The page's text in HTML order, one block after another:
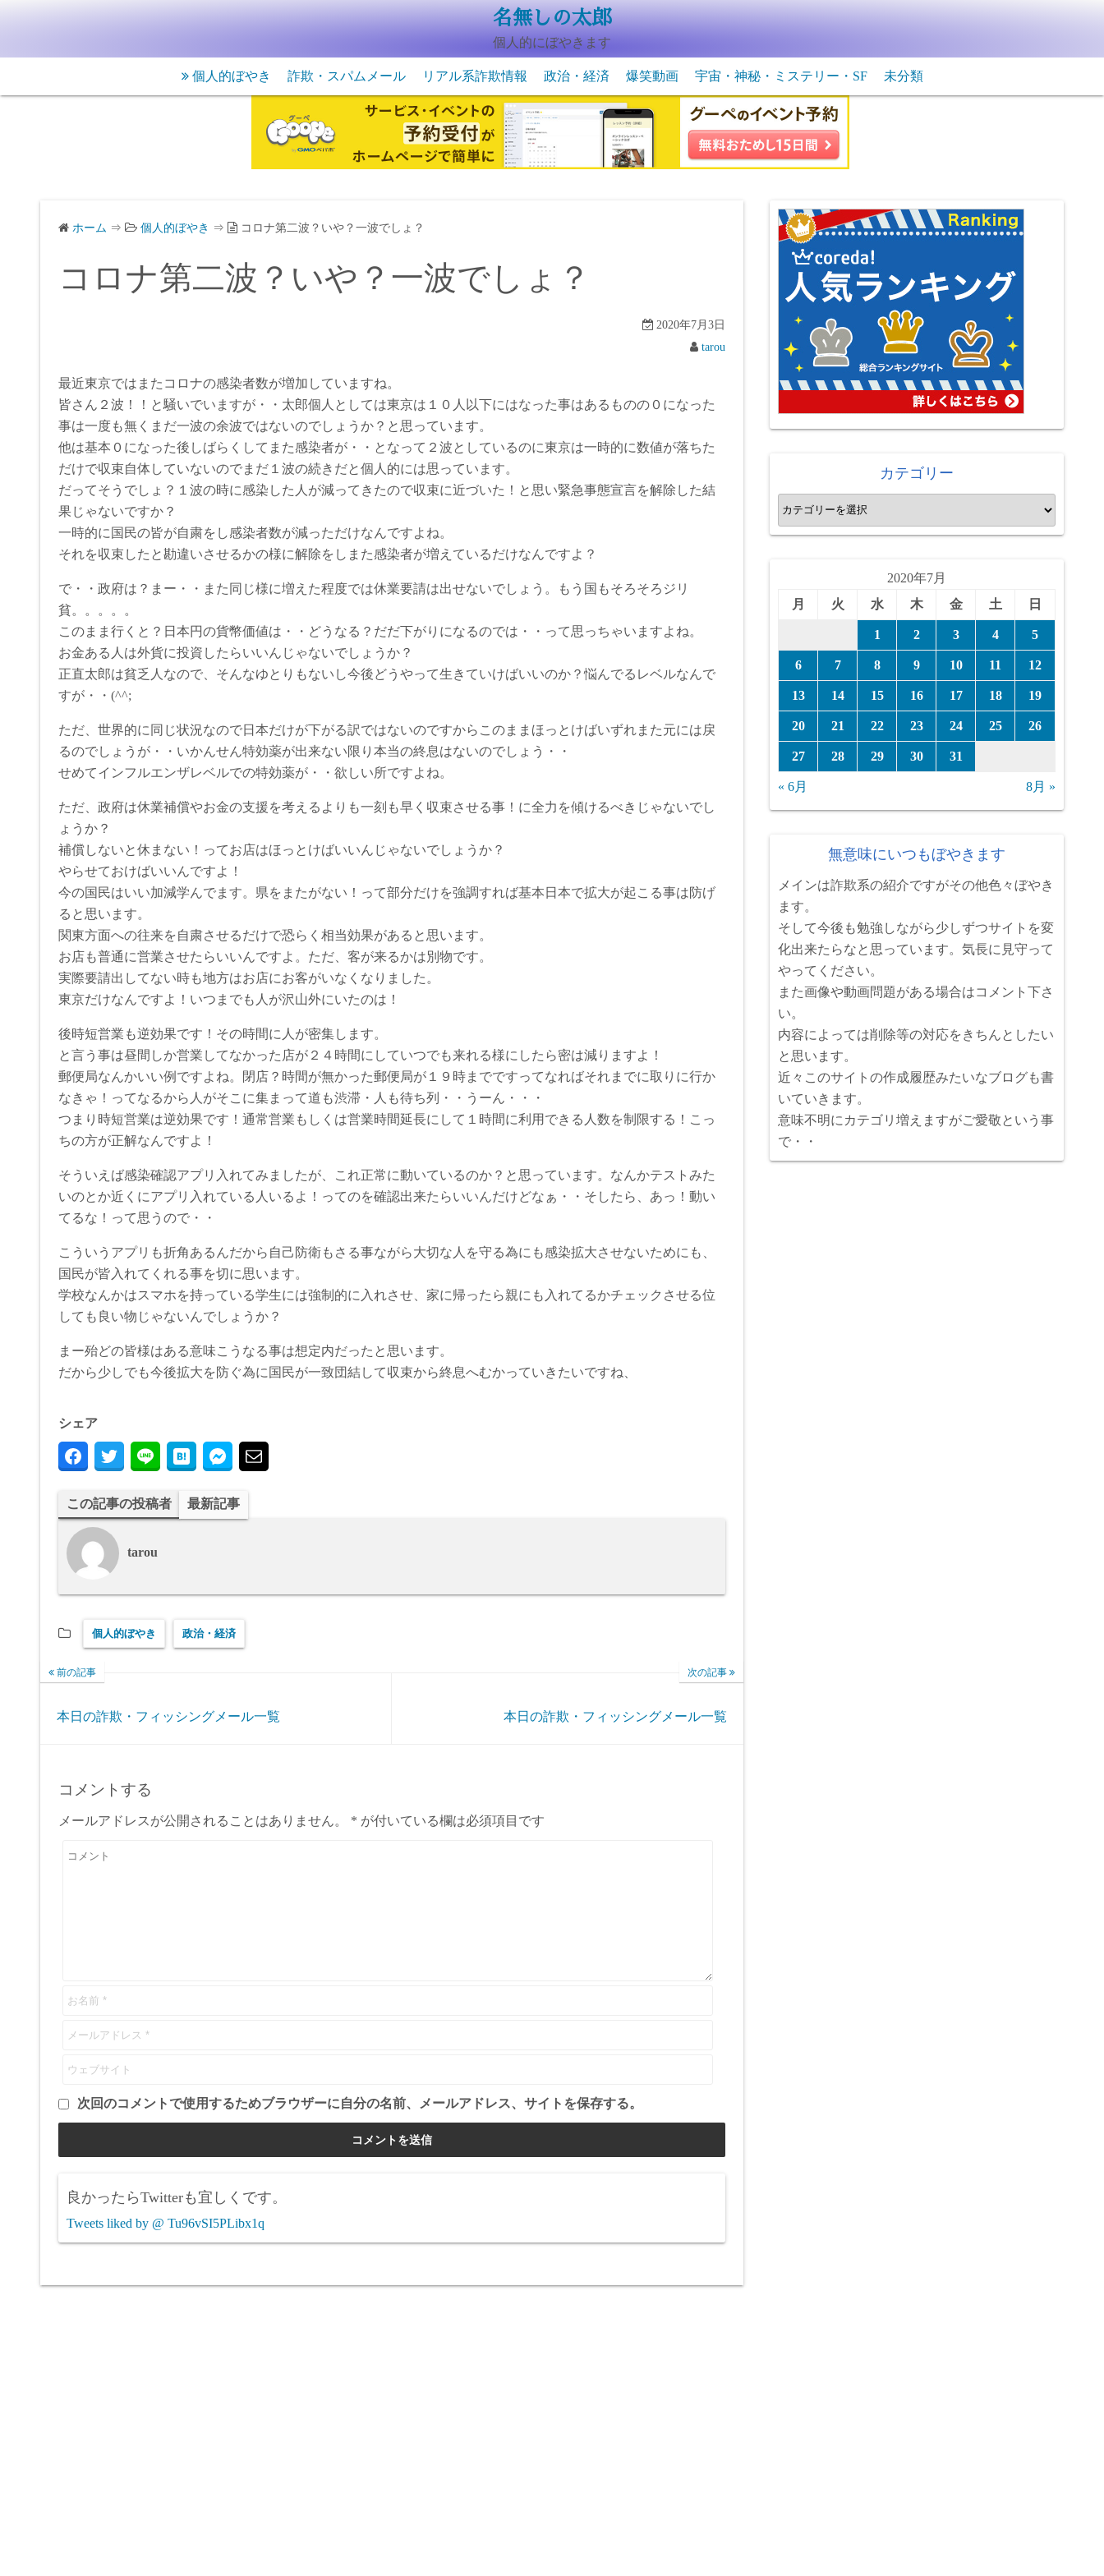
名無しの太郎
個人的にぼやきます
個人的ぼやき 詐欺・スパムメール リアル系詐欺情報 政治・経済 爆笑動画
動物系の爆笑動画
宇宙・神秘・ミステリー・SF
未確認生物・飛行物体
宇宙・ＳＦ
未分類
ホーム ⇒ 個人的ぼやき ⇒ コロナ第二波？いや？一波でしょ？
コロナ第二波？いや？一波でしょ？
2020年7月3日
tarou
最近東京ではまたコロナの感染者数が増加していますね。
皆さん２波！！と騒いでいますが・・太郎個人としては東京は１０人以下にはなった事はあるものの０になった
事は一度も無くまだ一波の余波ではないのでしょうか？と思っています。
他は基本０になった後しばらくしてまた感染者が・・となって２波としているのに東京は一時的に数値が落ちた
だけで収束自体していないのでまだ１波の続きだと個人的には思っています。
だってそうでしょ？１波の時に感染した人が減ってきたので収束に近づいた！と思い緊急事態宣言を解除した結
果じゃないですか？
一時的に国民の皆が自粛をし感染者数が減っただけなんですよね。
それを収束したと勘違いさせるかの様に解除をしまた感染者が増えているだけなんですよ？
で・・政府は？まー・・また同じ様に増えた程度では休業要請は出せないでしょう。もう国もそろそろジリ
貧。。。。。
このまま行くと？日本円の貨幣価値は・・どうなる？だだ下がりになるのでは・・って思っちゃいますよね。
お金ある人は外貨に投資したらいいんじゃないでしょうか？
正直太郎は貧乏人なので、そんなゆとりもないし今後どうやって生きていけばいいのか？悩んでるレベルなんで
すが・・(^^;
ただ、世界的に同じ状況なので日本だけが下がる訳ではないのですからこのままほっとけばいずれまた元には戻
るのでしょうが・・いかんせん特効薬が出来ない限り本当の終息はないのでしょう・・
せめてインフルエンザレベルでの特効薬が・・欲しい所ですよね。
ただ、政府は休業補償やお金の支援を考えるよりも一刻も早く収束させる事！に全力を傾けるべきじゃないでし
ょうか？
補償しないと休まない！ってお店はほっとけばいいんじゃないでしょうか？
やらせておけばいいんですよ！
今の国民はいい加減学んでます。県をまたがない！って部分だけを強調すれば基本日本で拡大が起こる事は防げ
ると思います。
関東方面への往来を自粛させるだけで恐らく相当効果があると思います。
お店も普通に営業させたらいいんですよ。ただ、客が来るかは別物です。
実際要請出してない時も地方はお店にお客がいなくなりました。
東京だけなんですよ！いつまでも人が沢山外にいたのは！
後時短営業も逆効果です！その時間に人が密集します。
と言う事は昼間しか営業してなかった店が２４時間にしていつでも来れる様にしたら密は減りますよ！
郵便局なんかいい例ですよね。閉店？時間が無かった郵便局が１９時までですってなればそれまでに取りに行か
なきゃ！ってなるから人がそこに集まって道も渋滞・人も待ち列・・うーん・・・
つまり時短営業は逆効果です！通常営業もしくは営業時間延長にして１時間に利用できる人数を制限する！こっ
ちの方が正解なんですよ！
そういえば感染確認アプリ入れてみましたが、これ正常に動いているのか？と思っています。なんかテストみた
いのとか近くにアプリ入れている人いるよ！ってのを確認出来たらいいんだけどなぁ・・そしたら、あっ！動い
てるな！って思うので・・
こういうアプリも折角あるんだから自己防衛もさる事ながら大切な人を守る為にも感染拡大させないためにも、
国民が皆入れてくれる事を切に思います。
学校なんかはスマホを持っている学生には強制的に入れさせ、家に帰ったら親にも入れてるかチェックさせる位
しても良い物じゃないんでしょうか？
まー殆どの皆様はある意味こうなる事は想定内だったと思います。
だから少しでも今後拡大を防ぐ為に国民が一致団結して収束から終息へむかっていきたいですね、
シェア
この記事の投稿者 最新記事
tarou
個人的ぼやき 政治・経済
前の記事
本日の詐欺・フィッシングメール一覧
次の記事
本日の詐欺・フィッシングメール一覧
コメントする
メールアドレスが公開されることはありません。 * が付いている欄は必須項目です
次回のコメントで使用するためブラウザーに自分の名前、メールアドレス、サイトを保存する。
良かったらTwitterも宜しくです。
Tweets liked by @ Tu96vSI5PLibx1q
カテゴリー
カ
テ
2020年7月
月
火 水 木 金 土 日
1 2 3 4 5
6 7 8 9 10 11 12
13 14 15 16 17 18 19
20 21 22 23 24 25 26
27 28 29 30 31
« 6月 8月 »
無意味にいつもぼやきます
メインは詐欺系の紹介ですがその他色々ぼやき
ます。
そして今後も勉強しながら少しずつサイトを変
化出来たらなと思っています。気長に見守って
やってください。
また画像や動画問題がある場合はコメント下さ
い。
内容によっては削除等の対応をきちんとしたい
と思います。
近々このサイトの作成履歴みたいなブログも書
いていきます。
意味不明にカテゴリ増えますがご愛敬という事
で・・